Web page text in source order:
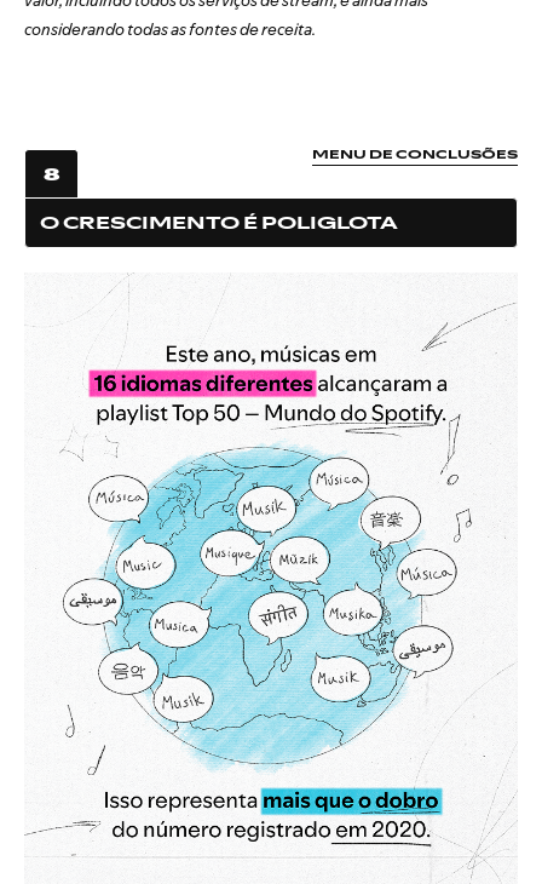
considerando todas as fontes de receita.
8
MENU DE CONCLUSÕES
O CRESCIMENTO É POLIGLOTA